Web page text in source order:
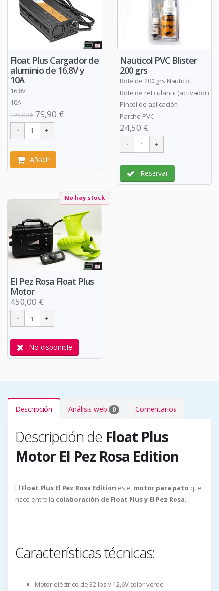
Float Plus Cargador de
aluminio de 16,8V y
10A
16,8V
10A
125,00 € 79,90 €
Añadir
Nauticol PVC Blister
200 grs
Bote de 200 grs Nauticol
Bote de reticulante (activador)
Pincel de aplicación
Parche PVC
24,50 €
Reservar
No hay stock
El Pez Rosa Float Plus
Motor
450,00 €
No disponible
Descripción Análisis web 0 Comentarios
Descripción de Float Plus
Motor El Pez Rosa Edition
El Float Plus El Pez Rosa Edition es el motor para pato que
nace entre la colaboración de Float Plus y El Pez Rosa.
Características técnicas:
Motor eléctrico de 32 lbs y 12,6V color verde